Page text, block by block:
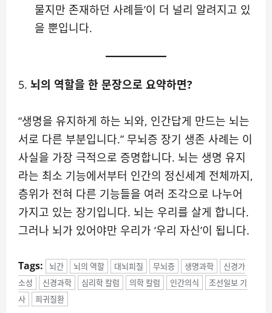
물지만 존재하던 사례들’이 더 널리 알려지고 있
을 뿐입니다.
5. 뇌의 역할을 한 문장으로 요약하면?
“생명을 유지하게 하는 뇌와, 인간답게 만드는 뇌는
서로 다른 부분입니다.” 무뇌증 장기 생존 사례는 이
사실을 가장 극적으로 증명합니다. 뇌는 생명 유지
라는 최소 기능에서부터 인간의 정신세계 전체까지,
층위가 전혀 다른 기능들을 여러 조각으로 나누어
가지고 있는 장기입니다. 뇌는 우리를 살게 합니다.
그러나 뇌가 있어야만 우리가 ‘우리 자신’이 됩니다.
Tags: 뇌간 뇌의 역할 대뇌피질 무뇌증 생명과학
신경가
소성
신경과학 심리학 칼럼 의학 칼럼 인간의식
조선일보 기
사
희귀질환